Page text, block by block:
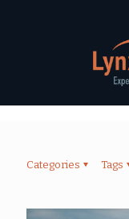
Categories Tags